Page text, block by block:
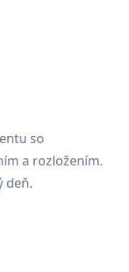
so
a rozložením.
deň.